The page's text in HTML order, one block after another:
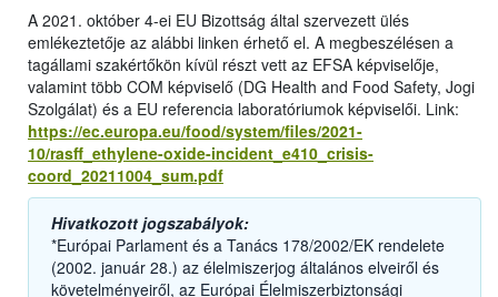
A 2021. október 4-ei EU Bizottság által szervezett ülés
emlékeztetője az alábbi linken érhető el. A megbeszélésen a
tagállami szakértőkön kívül részt vett az EFSA képviselője,
valamint több COM képviselő (DG Health and Food Safety, Jogi
Szolgálat) és a EU referencia laboratóriumok képviselői. Link:
https://ec.europa.eu/food/system/files/2021-
10/rasff_ethylene-oxide-incident_e410_crisis-
coord_20211004_sum.pdf
Hivatkozott jogszabályok:
*Európai Parlament és a Tanács 178/2002/EK rendelete
(2002. január 28.) az élelmiszerjog általános elveiről és
követelményeiről, az Európai Élelmiszerbiztonsági